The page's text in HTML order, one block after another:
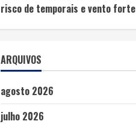
risco de temporais e vento forte
ARQUIVOS
agosto 2026
julho 2026